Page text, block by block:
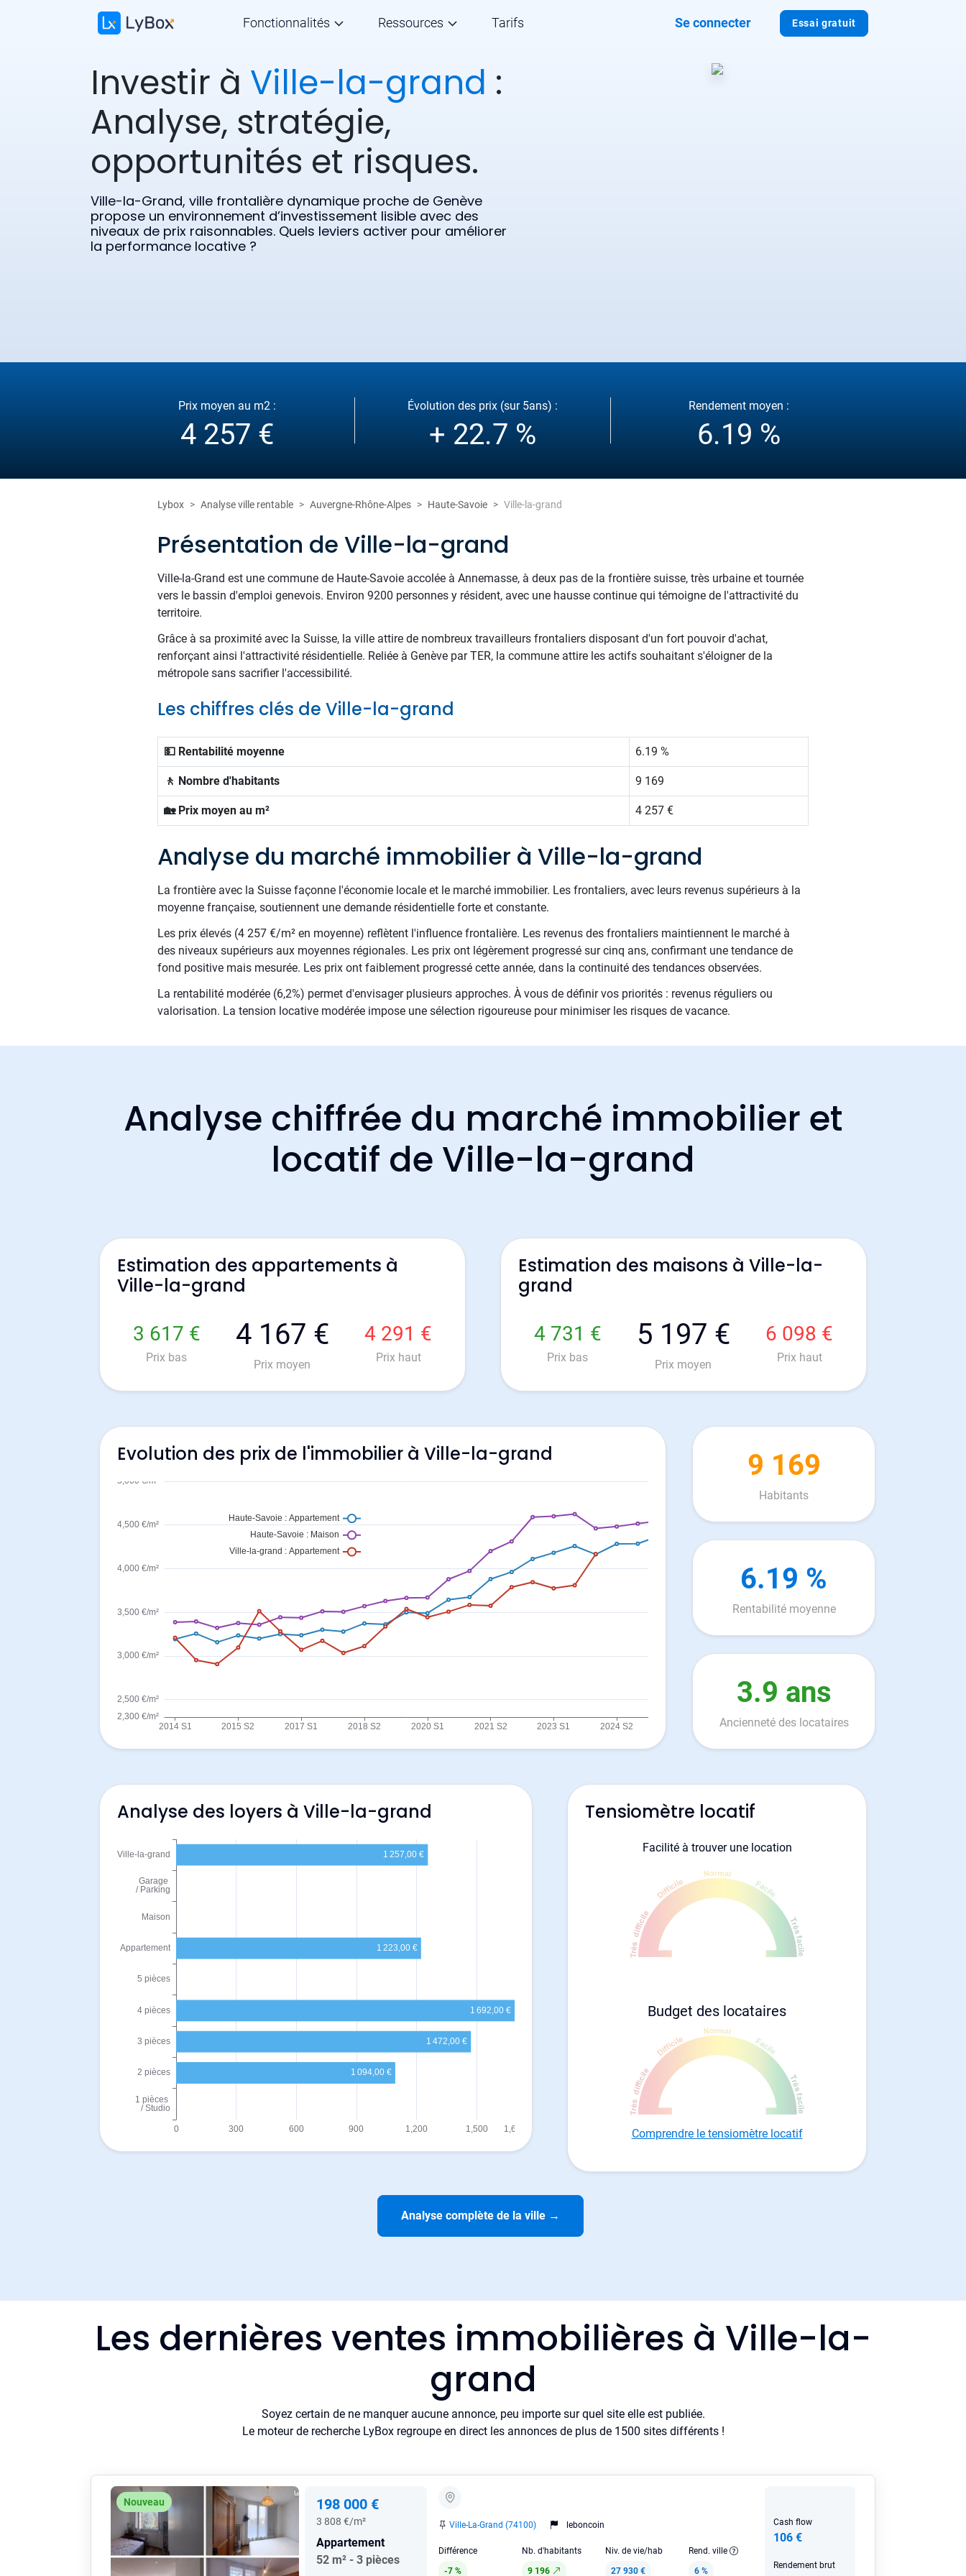
Essai gratuit
Fonctionnalités Ressources Tarifs Se connecter
Investir à Ville-la-grand :
Analyse, stratégie,
opportunités et risques.
Ville-la-Grand, ville frontalière dynamique proche de Genève
propose un environnement d’investissement lisible avec des
niveaux de prix raisonnables. Quels leviers activer pour améliorer
la performance locative ?
Prix moyen au m2 :
4 257 €
Évolution des prix (sur 5ans) :
+ 22.7 %
Rendement moyen :
6.19 %
Lybox Analyse ville rentable Auvergne-Rhône-Alpes Haute-Savoie Ville-la-grand
Présentation de Ville-la-grand
Ville-la-Grand est une commune de Haute-Savoie accolée à Annemasse, à deux pas de la frontière suisse, très urbaine et tournée
vers le bassin d'emploi genevois. Environ 9200 personnes y résident, avec une hausse continue qui témoigne de l'attractivité du
territoire.
Grâce à sa proximité avec la Suisse, la ville attire de nombreux travailleurs frontaliers disposant d'un fort pouvoir d'achat,
renforçant ainsi l'attractivité résidentielle. Reliée à Genève par TER, la commune attire les actifs souhaitant s'éloigner de la
métropole sans sacrifier l'accessibilité.
Les chiffres clés de Ville-la-grand
💵 Rentabilité moyenne 6.19 %
🚶 Nombre d'habitants 9 169
🏡 Prix moyen au m² 4 257 €
Analyse du marché immobilier à Ville-la-grand
La frontière avec la Suisse façonne l'économie locale et le marché immobilier. Les frontaliers, avec leurs revenus supérieurs à la
moyenne française, soutiennent une demande résidentielle forte et constante.
Les prix élevés (4 257 €/m² en moyenne) reflètent l'influence frontalière. Les revenus des frontaliers maintiennent le marché à
des niveaux supérieurs aux moyennes régionales. Les prix ont légèrement progressé sur cinq ans, confirmant une tendance de
fond positive mais mesurée. Les prix ont faiblement progressé cette année, dans la continuité des tendances observées.
La rentabilité modérée (6,2%) permet d'envisager plusieurs approches. À vous de définir vos priorités : revenus réguliers ou
valorisation. La tension locative modérée impose une sélection rigoureuse pour minimiser les risques de vacance.
Analyse chiffrée du marché immobilier et
locatif de Ville-la-grand
Estimation des appartements à
Ville-la-grand
3 617 €
Prix bas
4 167 €
Prix moyen
4 291 €
Prix haut
Estimation des maisons à Ville-la-
grand
4 731 €
Prix bas
5 197 €
Prix moyen
6 098 €
Prix haut
Evolution des prix de l'immobilier à Ville-la-grand 9 169
Habitants
6.19 %
Rentabilité moyenne
3.9 ans
Ancienneté des locataires
Analyse des loyers à Ville-la-grand Tensiomètre locatif
Facilité à trouver une location
Budget des locataires
Comprendre le tensiomètre locatif
Analyse complète de la ville →
Les dernières ventes immobilières à Ville-la-
grand
Soyez certain de ne manquer aucune annonce, peu importe sur quel site elle est publiée.
Le moteur de recherche LyBox regroupe en direct les annonces de plus de 1500 sites différents !
Nouveau 198 000 €
3 808 €/m²
Appartement
52 m² - 3 pièces
Ville-La-Grand (74100) leboncoin
Différence
-7 %
Nb. d'habitants
9 196
Niv. de vie/hab
27 930 €
Rend. ville
6 %
Cash flow
106 €
Rendement brut